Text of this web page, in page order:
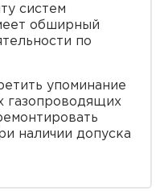
систем
обширный
по
упоминание
газопроводящих
наличии допуска